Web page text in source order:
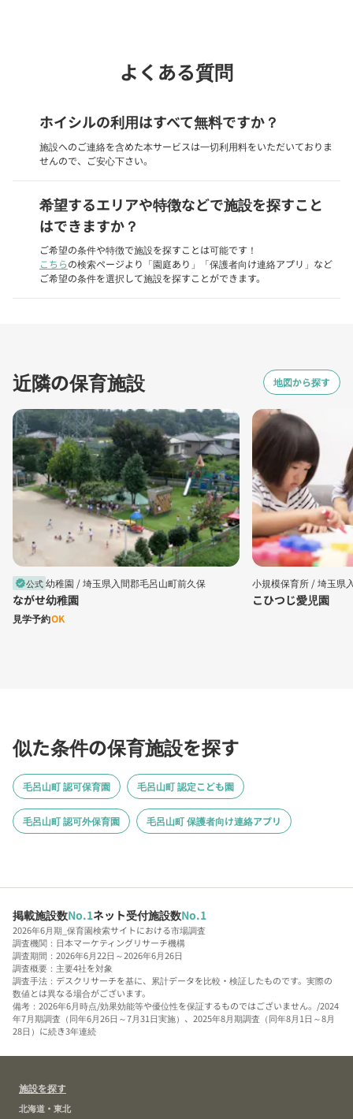
よくある質問
ホイシルの利用はすべて無料ですか？
施設へのご連絡を含めた本サービスは一切利用料をいただいておりま
せんので、ご安心下さい。
希望するエリアや特徴などで施設を探すこと
はできますか？
ご希望の条件や特徴で施設を探すことは可能です！
こちらの検索ページより「園庭あり」「保護者向け連絡アプリ」など
ご希望の条件を選択して施設を探すことができます。
近隣の保育施設 地図から探す
verified公式幼稚園 /埼玉県入間郡毛呂山町前久保
ながせ幼稚園
見学予約OK
小規模保育所 /埼玉県
こひつじ愛児園
似た条件の保育施設を探す
毛呂山町 認可保育園 毛呂山町 認定こども園
毛呂山町 認可外保育園 毛呂山町 保護者向け連絡アプリ
掲載施設数No.1ネット受付施設数No.1
2026年6月期_保育園検索サイトにおける市場調査
調査機関：日本マーケティングリサーチ機構
調査期間：2026年6月22日～2026年6月26日
調査概要：主要4社を対象
調査手法：デスクリサーチを基に、累計データを比較・検証したものです。実際の
数値とは異なる場合がございます。
備考：2026年6月時点/効果効能等や優位性を保証するものではございません。/2024
年7月期調査（同年6月26日～7月31日実施）、2025年8月期調査（同年8月1日～8月
28日）に続き3年連続
施設を探す
北海道・東北